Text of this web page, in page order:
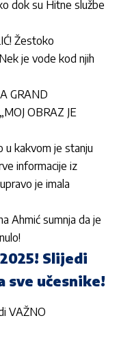
dok su Hitne službe
Žestoko
je vode kod njih
GRAND
OBRAZ JE
u kakvom je stanju
informacije iz
je imala
Ahmić sumnja da je
2025! Slijedi
sve učesnike!
VAŽNO